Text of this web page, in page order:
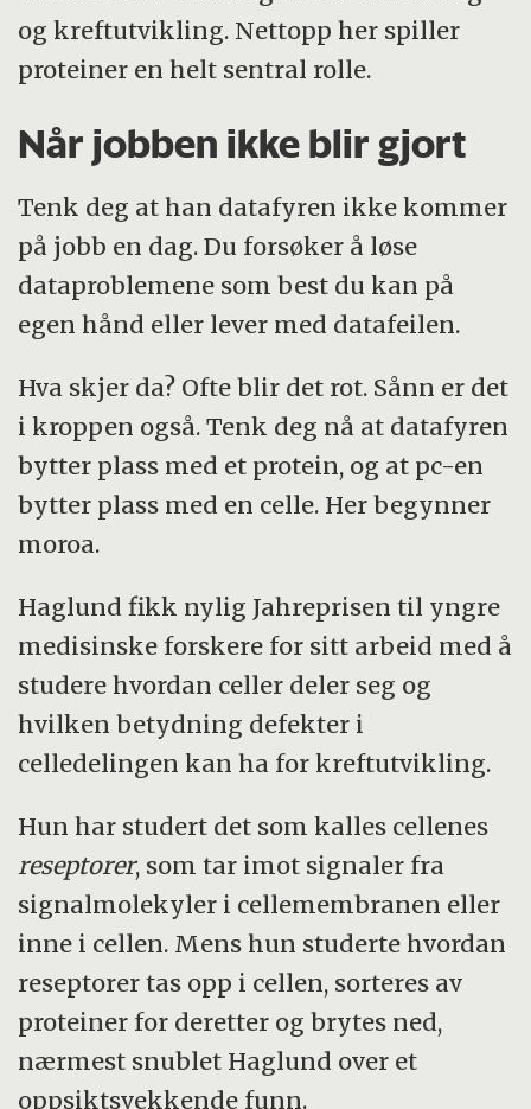
Helse Sør-Øst.
og kreftutvikling. Nettopp her spiller
proteiner en helt sentral rolle.
Når jobben ikke blir gjort
Tenk deg at han datafyren ikke kommer
på jobb en dag. Du forsøker å løse
dataproblemene som best du kan på
egen hånd eller lever med datafeilen.
Hva skjer da? Ofte blir det rot. Sånn er det
i kroppen også. Tenk deg nå at datafyren
bytter plass med et protein, og at pc-en
bytter plass med en celle. Her begynner
moroa.
Haglund fikk nylig Jahreprisen til yngre
medisinske forskere for sitt arbeid med å
studere hvordan celler deler seg og
hvilken betydning defekter i
celledelingen kan ha for kreftutvikling.
Hun har studert det som kalles cellenes
reseptorer, som tar imot signaler fra
signalmolekyler i cellemembranen eller
inne i cellen. Mens hun studerte hvordan
reseptorer tas opp i cellen, sorteres av
proteiner for deretter og brytes ned,
nærmest snublet Haglund over et
oppsiktsvekkende funn.